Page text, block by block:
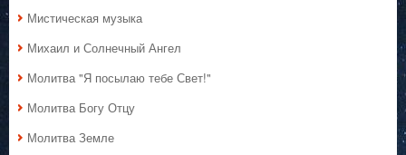
Мистическая музыка
Михаил и Солнечный Ангел
Молитва "Я посылаю тебе Свет!"
Молитва Богу Отцу
Молитва Земле